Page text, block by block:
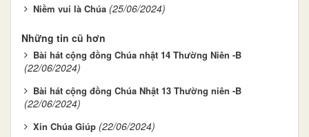
Niềm vui là Chúa (25/06/2024)
Những tin cũ hơn
Bài hát cộng đồng Chúa nhật 14 Thường Niên -B
(22/06/2024)
Bài hát cộng đồng Chúa Nhật 13 Thường niên -B
(22/06/2024)
Xin Chúa Giúp (22/06/2024)